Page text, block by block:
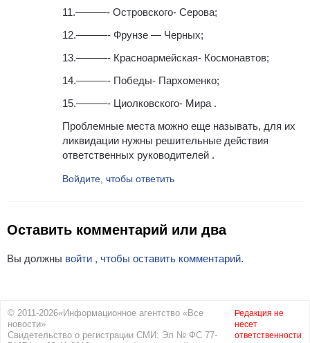
11.———- Островского- Серова;
12.———- Фрунзе — Черных;
13.———- Красноармейская- Космонавтов;
14.———- Победы- Пархоменко;
15.———- Циолковского- Мира .
Проблемные места можно еще называть, для их
ликвидации нужны решительные действия
ответственных руководителей .
Войдите, чтобы ответить
Оставить комментарий или два
Вы должны войти , чтобы оставить комментарий.
© 2011-2026«Информационное агентство «Все
новости»
Свидетельство о регистрации СМИ: Эл № ФС 77-
Редакция не
несет
ответственности